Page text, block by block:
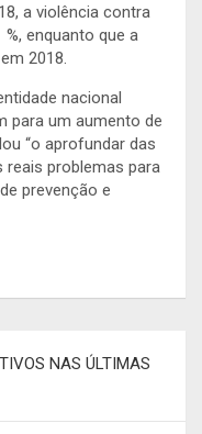
a violência contra
enquanto que a
2018.
nacional
para um aumento de
“o aprofundar das
reais problemas para
prevenção e
NAS ÚLTIMAS